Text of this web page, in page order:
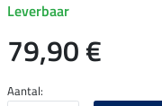
Leverbaar
79,90 €
Aantal: